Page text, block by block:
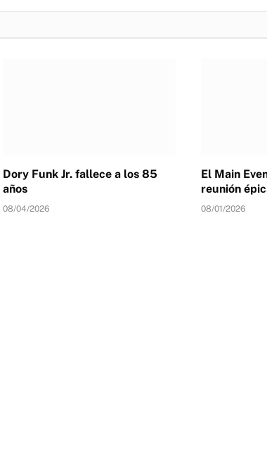
Dory Funk Jr. fallece a los 85
años
08/04/2026
El Main
reunión
08/01/2026